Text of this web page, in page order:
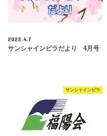
2022.4.7
サンシャインビラだより 4月号
サンシャインビラ